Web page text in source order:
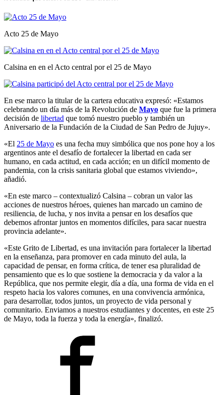
Acto 25 de Mayo
Calsina en en el Acto central por el 25 de Mayo
En ese marco la titular de la cartera educativa expresó: «Estamos
celebrando un día más de la Revolución de Mayo que fue la primera
decisión de libertad que tomó nuestro pueblo y también un
Aniversario de la Fundación de la Ciudad de San Pedro de Jujuy».
«El 25 de Mayo es una fecha muy simbólica que nos pone hoy a los
argentinos ante el desafío de fortalecer la libertad en cada ser
humano, en cada actitud, en cada acción; en un difícil momento de
pandemia, con la crisis sanitaria global que estamos viviendo»,
añadió.
«En este marco – contextualizó Calsina – cobran un valor las
acciones de nuestros héroes, quienes han marcado un camino de
resiliencia, de lucha, y nos invita a pensar en los desafíos que
debemos afrontar juntos en momentos difíciles, para sacar nuestra
provincia adelante».
«Este Grito de Libertad, es una invitación para fortalecer la libertad
en la enseñanza, para promover en cada minuto del aula, la
capacidad de pensar, en forma crítica, de tener esa pluralidad de
pensamiento que es lo que sostiene la democracia y da valor a la
República, que nos permite elegir, día a día, una forma de vida en el
respeto hacia los valores comunes, en una convivencia armónica,
para desarrollar, todos juntos, un proyecto de vida personal y
comunitario. Enviamos a nuestros estudiantes y docentes, en este 25
de Mayo, toda la fuerza y toda la energía», finalizó.